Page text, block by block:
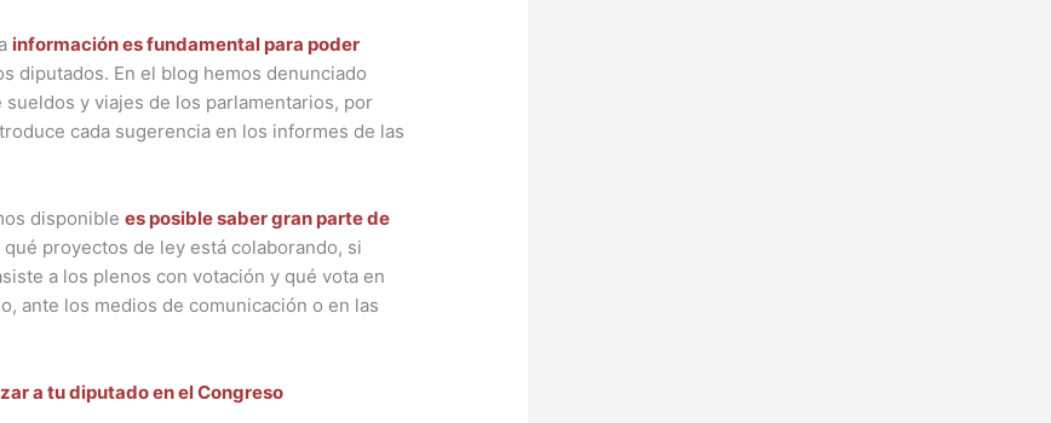
información es fundamental para poder
diputados. En el blog hemos denunciado
y viajes de los parlamentarios, por
cada sugerencia en los informes de las
disponiblees posible saber gran parte de
qué proyectos de ley está colaborando, si
a los plenos con votación y qué vota en
ante los medios de comunicación o en las
a tu diputado en el Congreso